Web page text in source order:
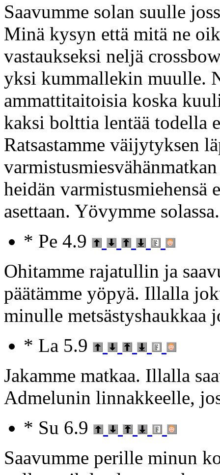
Saavumme solan suulle
Minä kysyn että mitä ne
vastaukseksi neljä
yksi kummallekin muulle.
ammattitaitoisia koska
kaksi bolttia lentää todella
Ratsastamme väijytyksen
heidän varmistusmiehensä
asettaan. Yövymme solassa.
* Pe 4.9
Ohitamme rajatullin ja
päätämme yöpyä. Illalla
minulle metsästyshaukkaa
* La 5.9
Jakamme matkaa. Illalla
Admelunin linnakkeelle,
* Su 6.9
Saavumme perille minun